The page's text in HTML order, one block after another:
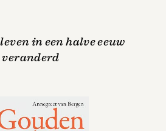
in een halve eeuw